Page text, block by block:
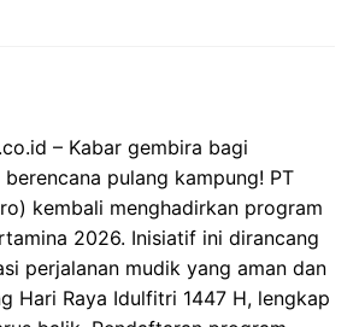
– Kabar gembira bagi
pulang kampung! PT
kembali menghadirkan program
2026. Inisiatif ini dirancang
perjalanan mudik yang aman dan
Hari Raya Idulfitri 1447 H, lengkap